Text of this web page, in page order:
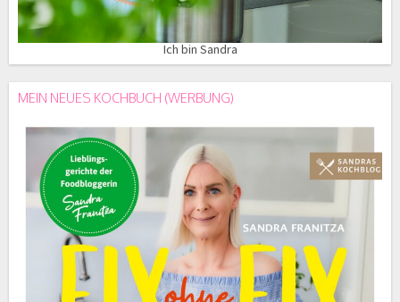
Ich bin Sandra
MEIN NEUES KOCHBUCH (WERBUNG)